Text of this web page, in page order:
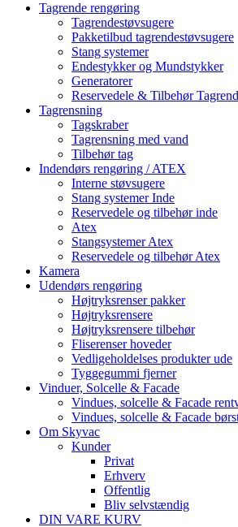
Tagrende rengøring
Tagrendestøvsugere
Pakketilbud tagrendestøvsugere
Stang systemer
Endestykker og Mundstykker
Generatorer
Reservedele & Tilbehør
Tagrensning
Tagskraber
Tagrensning med vand
Tilbehør tag
Indendørs rengøring / ATEX
Interne støvsugere
Stang systemer Inde
Reservedele og tilbehør inde
Atex
Stangsystemer Atex
Reservedele og tilbehør Atex
Kamera
Udendørs rengøring
Højtryksrenser pakker
Højtryksrensere
Højtryksrensere tilbehør
Fliserenser hoveder
Vedligeholdelses produkter ude
Tyggegummi fjerner
Vinduer, Solcelle & Facade
Vindues, solcelle & Facade
Vindues, solcelle & Facade
Om Skyvac
Kunder
Privat
Erhverv
Offentlig
Bliv selvstændig
DIN VARE KURV